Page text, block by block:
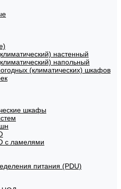
настенный
напольный
(климатических) шкафов
шкафы
с ламелями
питания (PDU)